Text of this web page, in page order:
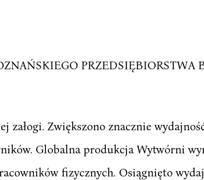
PRZEDSIĘBIORSTWA
załogi. Zwiększono znacznie
Globalna produkcja Wytwórni
fizycznych. Osiągnięto